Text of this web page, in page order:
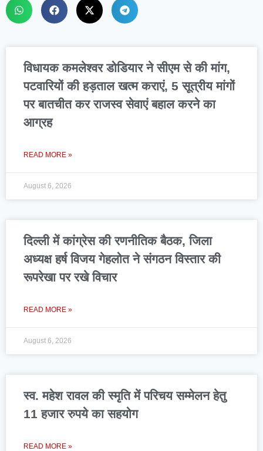
विधायक कमलेश्वर डोडियार ने सीएम से की मांग,
पटवारियों की हड़ताल खत्म कराएं, 5 सूत्रीय मांगों
पर बातचीत कर राजस्व सेवाएं बहाल करने का
आग्रह
READ MORE »
August 6, 2026
दिल्ली में कांग्रेस की रणनीतिक बैठक, जिला
अध्यक्ष हर्ष विजय गेहलोत ने संगठन विस्तार की
रूपरेखा पर रखे विचार
READ MORE »
August 6, 2026
स्व. महेश रावल की स्मृति में परिचय सम्मेलन हेतु
11 हजार रुपये का सहयोग
READ MORE »